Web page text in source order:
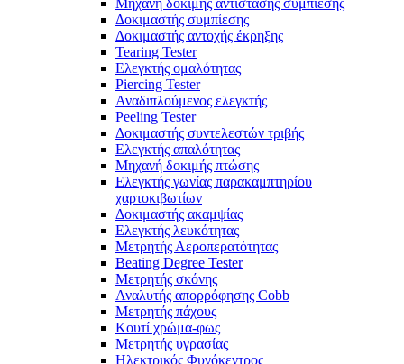
Μηχανή δοκιμής αντίστασης συμπίεσης
Δοκιμαστής συμπίεσης
Δοκιμαστής αντοχής έκρηξης
Tearing Tester
Ελεγκτής ομαλότητας
Piercing Tester
Αναδιπλούμενος ελεγκτής
Peeling Tester
Δοκιμαστής συντελεστών τριβής
Ελεγκτής απαλότητας
Μηχανή δοκιμής πτώσης
Ελεγκτής γωνίας παρακαμπτηρίου
χαρτοκιβωτίων
Δοκιμαστής ακαμψίας
Ελεγκτής λευκότητας
Μετρητής Αεροπερατότητας
Beating Degree Tester
Μετρητής σκόνης
Αναλυτής απορρόφησης Cobb
Μετρητής πάχους
Κουτί χρώμα-φως
Μετρητής υγρασίας
Ηλεκτρικός Φυγόκεντρος